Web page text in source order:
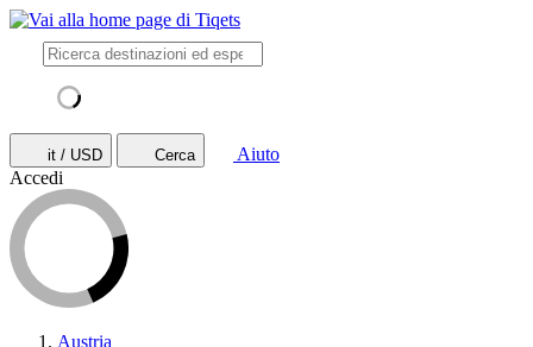
it / USD Cerca
Aiuto
Accedi
Austria